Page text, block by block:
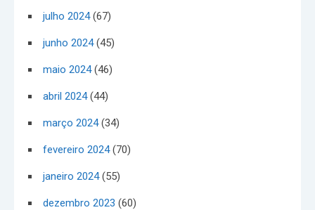
julho 2024(67)
junho 2024(45)
maio 2024(46)
abril 2024(44)
março 2024(34)
fevereiro 2024(70)
janeiro 2024(55)
dezembro 2023 (60)